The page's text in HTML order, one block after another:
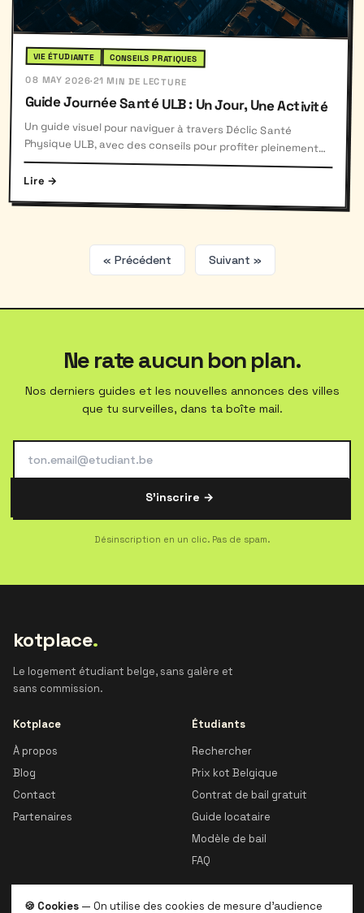
VIE ÉTUDIANTE CONSEILS PRATIQUES
08 MAY 2026·21 MIN DE LECTURE
Guide Journée Santé ULB : Un Jour, Une Activité
Un guide visuel pour naviguer à travers Déclic Santé
Physique ULB, avec des conseils pour profiter pleinement
de chaque activité proposée.
Lire →
« Précédent Suivant »
Ne rate aucun bon plan.
Nos derniers guides et les nouvelles annonces des villes
que tu surveilles, dans ta boîte mail.
S'inscrire →
Désinscription en un clic. Pas de spam.
kotplace.
Le logement étudiant belge, sans galère et
sans commission.
Kotplace
À propos
Blog
Contact
Partenaires
Étudiants
Rechercher
Prix kot Belgique
Contrat de bail gratuit
Guide locataire
Modèle de bail
FAQ
🍪 Cookies — On utilise des cookies de mesure d'audience